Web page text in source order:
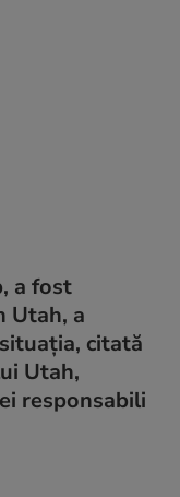
a fost
Utah, a
citată
Utah,
responsabili